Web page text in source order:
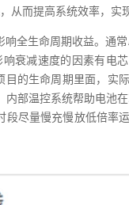
而提高系统效率，实
全生命周期收益。通
衰减速度的因素有电
的生命周期里面，实
内部温控系统帮助电池
尽量慢充慢放低倍率